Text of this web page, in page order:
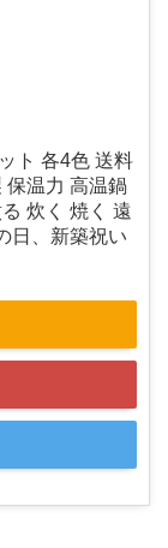
ト 各4色 送料
保温力 高温鍋
炊く 焼く 遠
日、新築祝い